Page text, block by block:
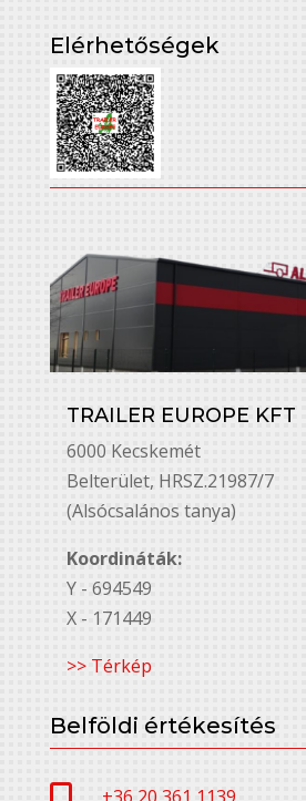
Elérhetőségek
TRAILER EUROPE KFT
6000 Kecskemét
Belterület, HRSZ.21987/7
(Alsócsalános tanya)
Koordináták:
Y - 694549
X - 171449
>> Térkép
Belföldi értékesítés